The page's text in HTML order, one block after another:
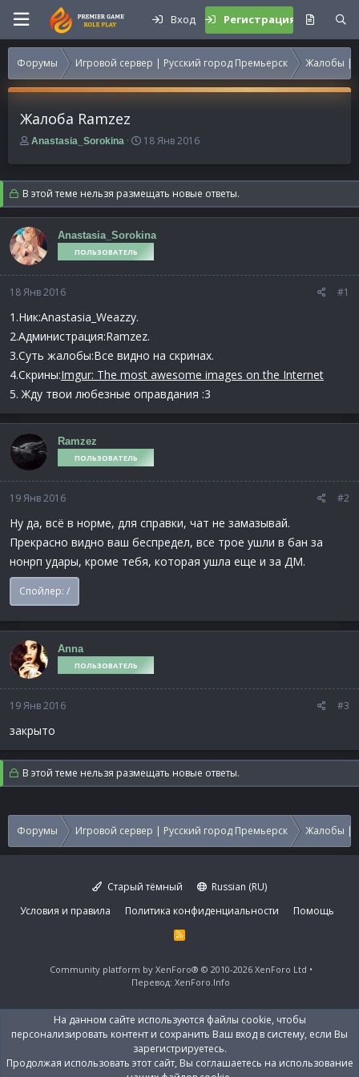
Вход Регистрация
Форумы Игровой сервер | Русский город Премьерск Жалобы |
Жалоба Ramzez
А
т
о
р
т
е
м
ы
Anastasia_Sorokina
Д
т
а
н
а
а
л
18 Янв 2016
В этой теме нельзя размещать новые ответы.
Anastasia_Sorokina
ПОЛЬЗОВАТЕЛЬ
18 Янв 2016 #1
1.Ник:Anastasia_Weazzy.
2.Администрация:Ramzez.
3.Суть жалобы:Все видно на скринах.
4.Скрины:Imgur: The most awesome images on the Internet
5. Жду твои любезные оправдания :3
Ramzez
ПОЛЬЗОВАТЕЛЬ
19 Янв 2016 #2
Ну да, всё в норме, для справки, чат не замазывай.
Прекрасно видно ваш беспредел, все трое ушли в бан за
нонрп удары, кроме тебя, которая ушла еще и за ДМ.
Спойлер: /
Anna
ПОЛЬЗОВАТЕЛЬ
19 Янв 2016 #3
закрыто
В этой теме нельзя размещать новые ответы.
Форумы Игровой сервер | Русский город Премьерск Жалобы |
Старый тёмный
Russian (RU)
Условия и правила
Политика конфиденциальности Помощь
R
S
Community platform by XenForo® © 2010-2026 XenForo Ltd
Перевод: XenForo.Info
На данном сайте используются файлы cookie, чтобы
персонализировать контент и сохранить Ваш вход в систему, если Вы
зарегистрируетесь.
Продолжая использовать этот сайт, Вы соглашаетесь на использование